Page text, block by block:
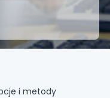
i metody